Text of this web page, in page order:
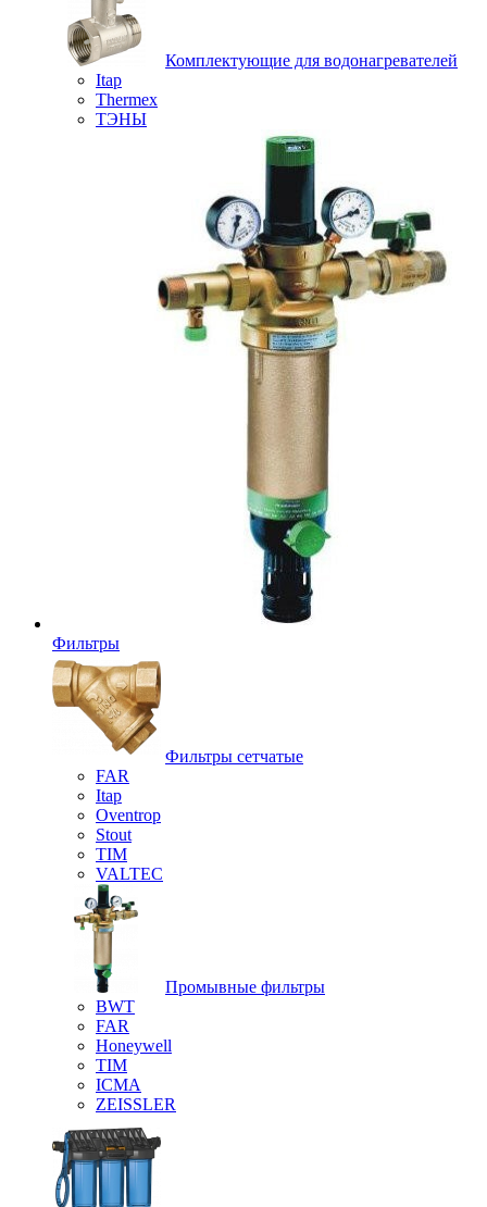
Комплектующие для водонагревателей
Itap
Thermex
ТЭНЫ
Фильтры
Фильтры сетчатые
FAR
Itap
Oventrop
Stout
TIM
VALTEC
Промывные фильтры
BWT
FAR
Honeywell
TIM
ICMA
ZEISSLER